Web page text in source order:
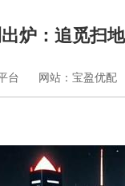
炉：追觅扫
台 网站：宝盈优配